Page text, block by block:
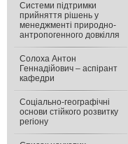
Системи підтримки
прийняття рішень у
менеджменті природно-
антропогенного довкілля
Солоха Антон
Геннадійович – аспірант
кафедри
Соціально-географічні
основи стійкого розвитку
регіону